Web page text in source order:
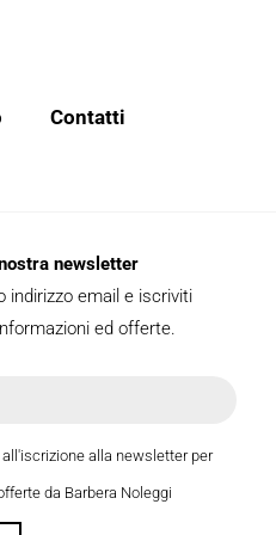
Contatti
newsletter
indirizzo email e iscriviti
ed offerte.
alla newsletter per
da Barbera Noleggi